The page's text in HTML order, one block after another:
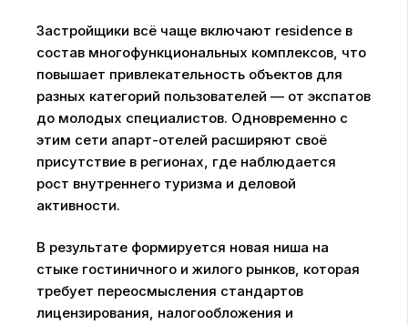
Застройщики всё чаще включают residence в
состав многофункциональных комплексов, что
повышает привлекательность объектов для
разных категорий пользователей — от экспатов
до молодых специалистов. Одновременно с
этим сети апарт-отелей расширяют своё
присутствие в регионах, где наблюдается
рост внутреннего туризма и деловой
активности.
В результате формируется новая ниша на
стыке гостиничного и жилого рынков, которая
требует переосмысления стандартов
лицензирования, налогообложения и